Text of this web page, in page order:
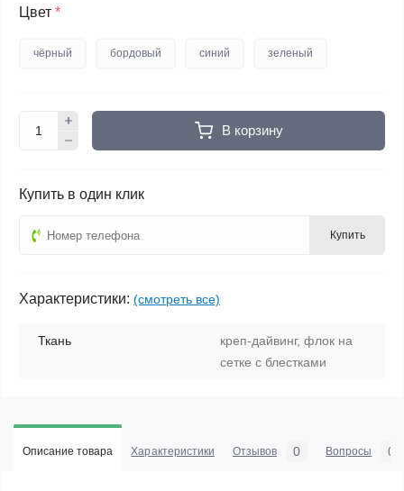
Цвет *
чёрный бордовый синий зеленый
В корзину
Купить в один клик
Купить
Характеристики: (смотреть все)
Ткань
креп-дайвинг, флок на
сетке с блестками
Описание товара Характеристики Отзывов 0 Вопросы 0